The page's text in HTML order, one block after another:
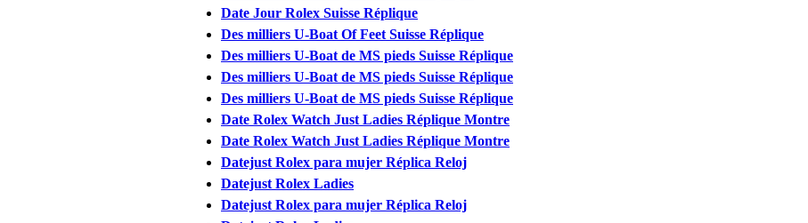
Date Jour Rolex Suisse Réplique
Des milliers U-Boat Of Feet Suisse Réplique
Des milliers U-Boat de MS pieds Suisse Réplique
Des milliers U-Boat de MS pieds Suisse Réplique
Des milliers U-Boat de MS pieds Suisse Réplique
Date Rolex Watch Just Ladies Réplique Montre
Date Rolex Watch Just Ladies Réplique Montre
Datejust Rolex para mujer Réplica Reloj
Datejust Rolex Ladies
Datejust Rolex para mujer Réplica Reloj